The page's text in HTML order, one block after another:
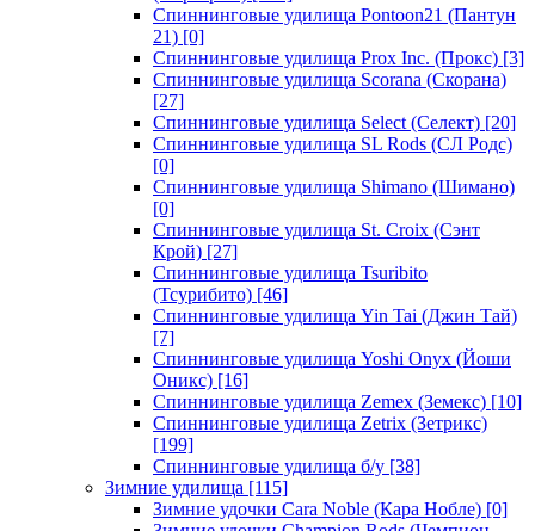
Спиннинговые удилища Pontoon21 (Пантун
21) [0]
Спиннинговые удилища Prox Inc. (Прокс) [3]
Спиннинговые удилища Scorana (Скорана)
[27]
Спиннинговые удилища Select (Селект) [20]
Спиннинговые удилища SL Rods (СЛ Родс)
[0]
Спиннинговые удилища Shimano (Шимано)
[0]
Спиннинговые удилища St. Croix (Сэнт
Крой) [27]
Спиннинговые удилища Tsuribito
(Тсурибито) [46]
Спиннинговые удилища Yin Tai (Джин Тай)
[7]
Спиннинговые удилища Yoshi Onyx (Йоши
Оникс) [16]
Спиннинговые удилища Zemex (Земекс) [10]
Спиннинговые удилища Zetrix (Зетрикс)
[199]
Спиннинговые удилища б/у [38]
Зимние удилища [115]
Зимние удочки Cara Noble (Кара Нобле) [0]